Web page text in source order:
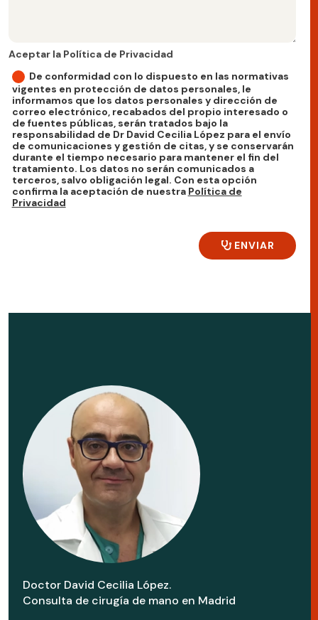
Aceptar la Política de Privacidad
Aceptar la Política de Privacidad
De conformidad con lo dispuesto en las normativas
vigentes en protección de datos personales, le
informamos que los datos personales y dirección de
correo electrónico, recabados del propio interesado o
de fuentes públicas, serán tratados bajo la
responsabilidad de Dr David Cecilia López para el envío
de comunicaciones y gestión de citas, y se conservarán
durante el tiempo necesario para mantener el fin del
tratamiento. Los datos no serán comunicados a
terceros, salvo obligación legal. Con esta opción
confirma la aceptación de nuestra Política de
Privacidad
ENVIAR
Doctor David Cecilia López.
Consulta de cirugía de mano en Madrid